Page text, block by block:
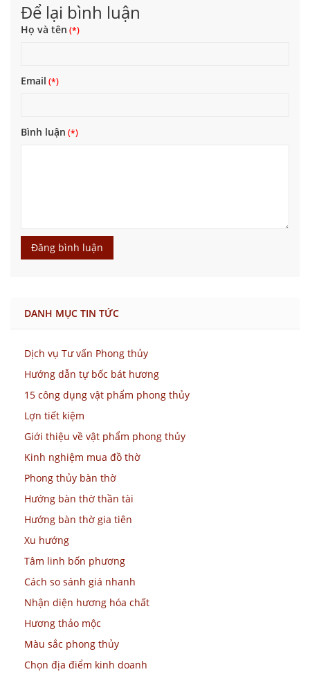
Để lại bình luận
Họ và tên
Email
Bình luận
Đăng bình luận
DANH MỤC TIN TỨC
Dịch vụ Tư vấn Phong thủy
Hướng dẫn tự bốc bát hương
15 công dụng vật phẩm phong thủy
Lợn tiết kiệm
Giới thiệu về vật phẩm phong thủy
Kinh nghiệm mua đồ thờ
Phong thủy bàn thờ
Hướng bàn thờ thần tài
Hướng bàn thờ gia tiên
Xu hướng
Tâm linh bốn phương
Cách so sánh giá nhanh
Nhận diện hương hóa chất
Hương thảo mộc
Màu sắc phong thủy
Chọn địa điểm kinh doanh